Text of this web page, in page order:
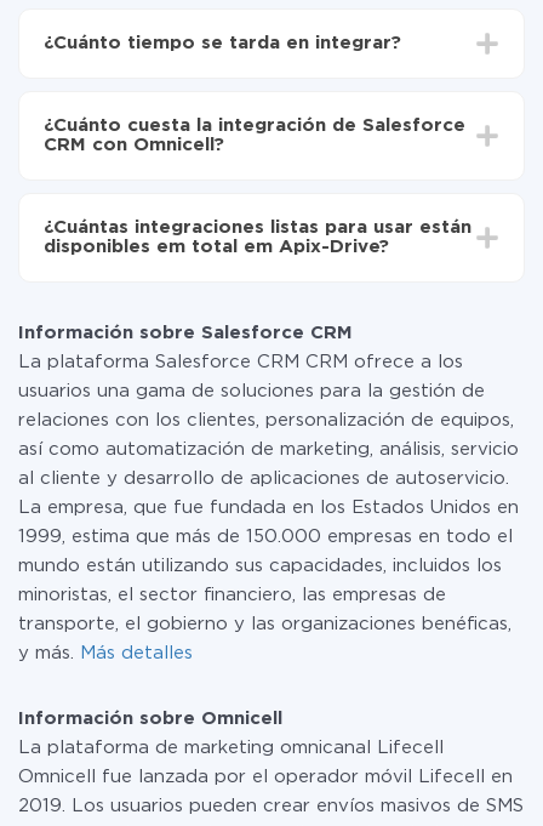
Elija qué datos transferir de Salesforce CRM a
Ahora los datos se transferirán automáticamente
de Salesforce CRM a Omnicell
¿Cuánto tiempo se tarda en integrar?
oscilar entre 5 y 30 minutos. En promedio, la
configuración tarda entre 10 y 15 minutos.
¿Cuánto cuesta la integración de Salesforce
CRM con Omnicell?
tarifas. Usted solo paga por la cantidad de datos que
realmente se transfieren de uno de sus sistemas a otro
manera segura un plan de tarifa gratuita o cambiar a
uno de pago, si es necesario. Más detalles sobre
tarifas.
¿Cuántas integraciones listas para usar están
disponibles em total em Apix-Drive?
Información sobre Salesforce CRM
La plataforma Salesforce CRM CRM ofrece a los
usuarios una gama de soluciones para la gestión de
relaciones con los clientes, personalización de equipos,
así como automatización de marketing, análisis, servicio
al cliente y desarrollo de aplicaciones de autoservicio.
La empresa, que fue fundada en los Estados Unidos en
1999, estima que más de 150.000 empresas en todo el
mundo están utilizando sus capacidades, incluidos los
minoristas, el sector financiero, las empresas de
transporte, el gobierno y las organizaciones benéficas,
y más.
Más detalles
Información sobre Omnicell
La plataforma de marketing omnicanal Lifecell
Omnicell fue lanzada por el operador móvil Lifecell en
2019. Los usuarios pueden crear envíos masivos de SMS